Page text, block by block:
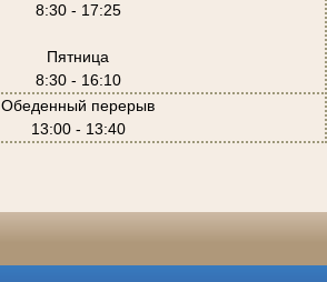
8:30 - 17:25
Пятница
8:30 - 16:10
Обеденный перерыв
13:00 - 13:40